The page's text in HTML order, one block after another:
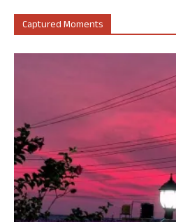
Captured Moments